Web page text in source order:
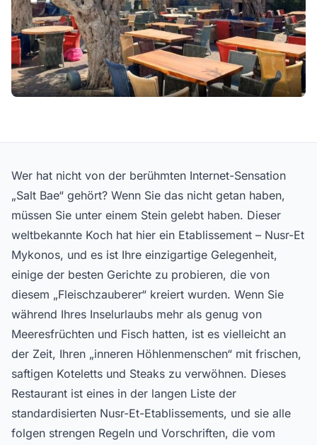
Wer hat nicht von der berühmten Internet-Sensation
„Salt Bae“ gehört? Wenn Sie das nicht getan haben,
müssen Sie unter einem Stein gelebt haben. Dieser
weltbekannte Koch hat hier ein Etablissement – Nusr-Et
Mykonos, und es ist Ihre einzigartige Gelegenheit,
einige der besten Gerichte zu probieren, die von
diesem „Fleischzauberer“ kreiert wurden. Wenn Sie
während Ihres Inselurlaubs mehr als genug von
Meeresfrüchten und Fisch hatten, ist es vielleicht an
der Zeit, Ihren „inneren Höhlenmenschen“ mit frischen,
saftigen Koteletts und Steaks zu verwöhnen. Dieses
Restaurant ist eines in der langen Liste der
standardisierten Nusr-Et-Etablissements, und sie alle
folgen strengen Regeln und Vorschriften, die vom